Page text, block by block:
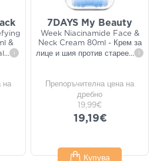
&
... i
на
7DAYS My Beauty
Week Niacinamide Face &
Neck Cream 80ml - Крем за
лице и шия против старее... i
Препоръчителна цена на
дребно
19,99€
19,19€
Купува